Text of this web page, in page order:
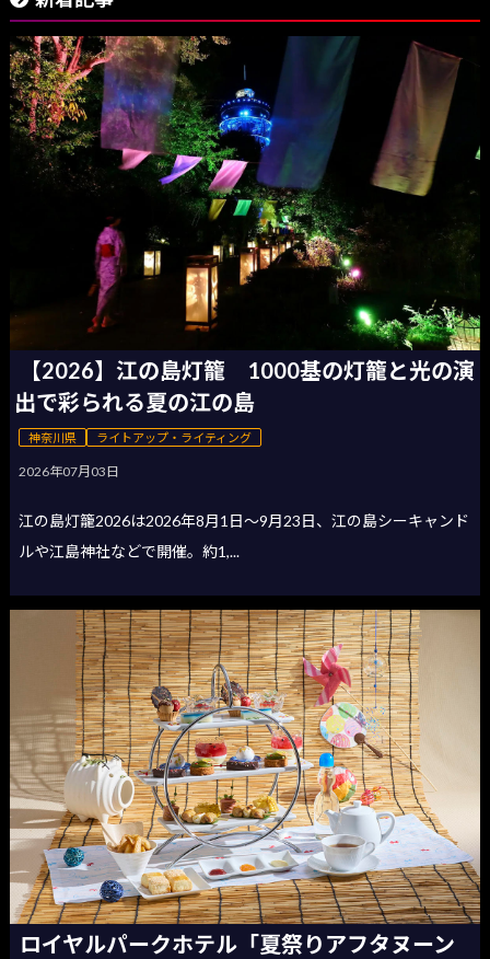
【2026】江の島灯籠 1000基の灯籠と光の演
出で彩られる夏の江の島
神奈川県 ライトアップ・ライティング
2026年07月03日
江の島灯籠2026は2026年8月1日〜9月23日、江の島シーキャンド
ルや江島神社などで開催。約1,...
ロイヤルパークホテル「夏祭りアフタヌーン